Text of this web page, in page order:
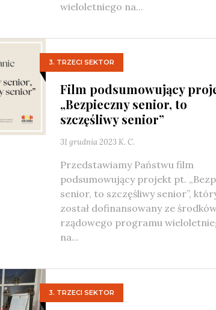
wieloletniego na...
3. TRZECI SEKTOR
Film podsumowujący
„Bezpieczny senior, to
szczęśliwy senior”
31 grudnia 2023 K. C.
Przedstawiamy Państwu film
podsumowujący projekt pt.
senior, to szczęśliwy senior”,
został dofinansowany ze
rządowego programu
na...
3. TRZECI SEKTOR